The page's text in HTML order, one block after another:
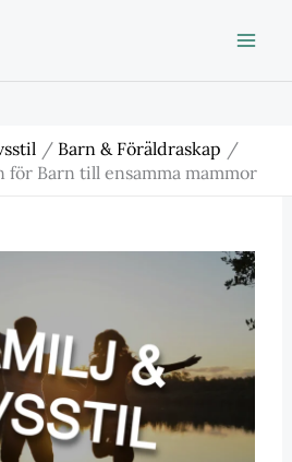
Barn & Föräldraskap
för Barn till ensamma mammor